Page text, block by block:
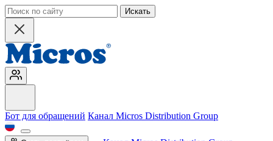
Искать
Бот для обращений Канал Micros Distribution Group